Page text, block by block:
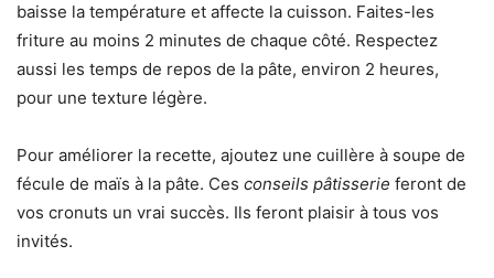
baisse la température et affecte la cuisson. Faites-les
friture au moins 2 minutes de chaque côté. Respectez
aussi les temps de repos de la pâte, environ 2 heures,
pour une texture légère.
Pour améliorer la recette, ajoutez une cuillère à soupe de
fécule de maïs à la pâte. Ces conseils pâtisserie feront de
vos cronuts un vrai succès. Ils feront plaisir à tous vos
invités.